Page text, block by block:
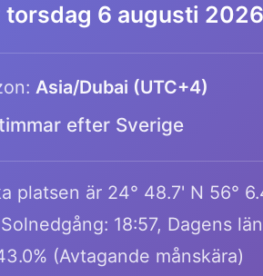
torsdag 6 augusti 2026
Asia/Dubai (UTC+4)
efter Sverige
platsen är 24° 48.7' N 56°
18:57, Dagens
(Avtagande månskära)